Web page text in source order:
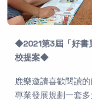
◆2021第3屆「好書
校提案◆
鹿樂邀請喜歡閱讀
專業發展規劃一套